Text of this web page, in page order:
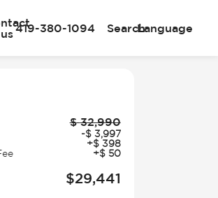
us419-380-1094 SearchLanguage
$ 32,990
-$ 3,997
+$ 398
+$ 50
$29,441